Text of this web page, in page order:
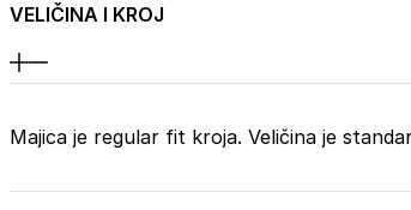
VELIČINA I KROJ
Majica je regular fit kroja. Veličina je